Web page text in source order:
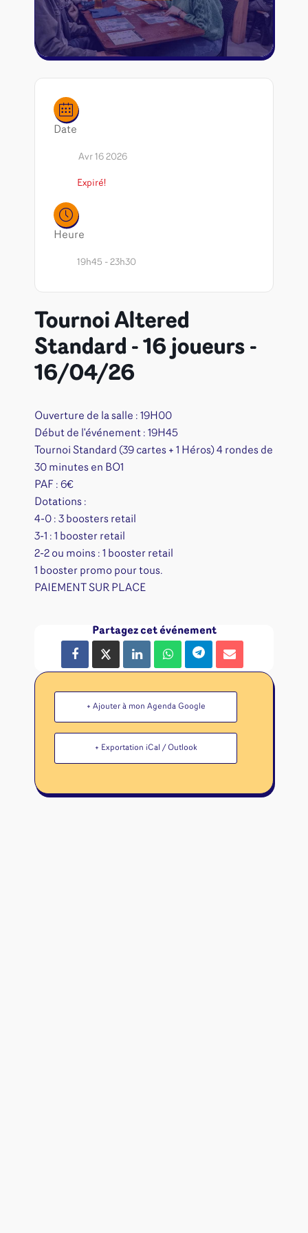
Naruto Mythos
Autres
Tapis de jeu
Date
Avr 16 2026
Expiré!
Heure
19h45 - 23h30
Tournoi Altered
Standard - 16 joueurs -
16/04/26
Ouverture de la salle : 19H00
Début de l'événement : 19H45
Tournoi Standard (39 cartes + 1 Héros) 4 rondes de
30 minutes en BO1
PAF : 6€
Dotations :
4-0 : 3 boosters retail
3-1 : 1 booster retail
2-2 ou moins : 1 booster retail
1 booster promo pour tous.
PAIEMENT SUR PLACE
Partagez cet événement
+ Ajouter à mon Agenda Google
+ Exportation iCal / Outlook